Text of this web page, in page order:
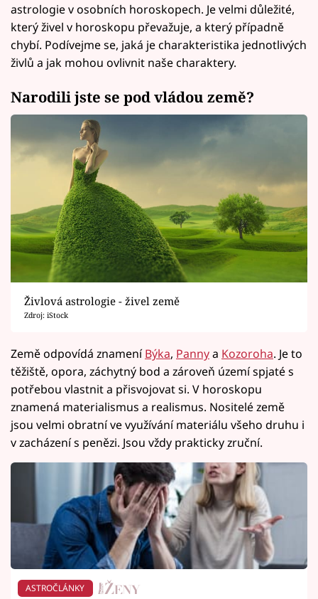
astrologie v osobních horoskopech. Je velmi důležité,
který živel v horoskopu převažuje, a který případně
chybí. Podívejme se, jaká je charakteristika jednotlivých
živlů a jak mohou ovlivnit naše charaktery.
Narodili jste se pod vládou země?
Živlová astrologie - živel země
Zdroj: iStock
Země odpovídá znameníBýka, Pannya Kozoroha. Je to
těžiště, opora, záchytný bod a zároveň území spjaté s
potřebou vlastnit a přisvojovat si. V horoskopu
znamená materialismus a realismus. Nositelé země
jsou velmi obratní ve využívání materiálu všeho druhu i
v zacházení s penězi. Jsou vždy prakticky zruční.
ASTROČLÁNKY